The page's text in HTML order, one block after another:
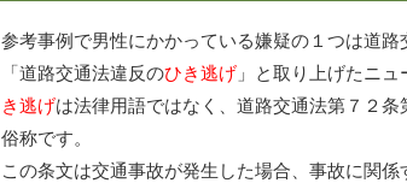
参考事例で男性にかかっている嫌疑の１つは道路
「道路交通法違反のひき逃げ 」と取り上げたニ
き逃げは法律用語ではなく、道路交通法第７２
俗称です。
この条文は交通事故が発生した場合、事故に関